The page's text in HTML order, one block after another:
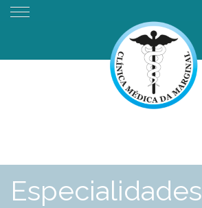
Especialidades